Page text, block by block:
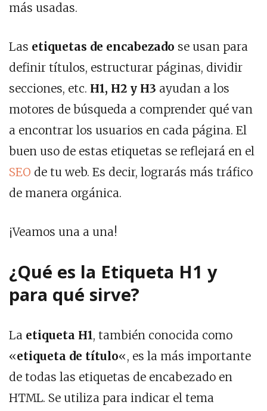
más usadas.
Las etiquetas de encabezado se usan para
definir títulos, estructurar páginas, dividir
secciones, etc. H1, H2 y H3 ayudan a los
motores de búsqueda a comprender qué van
a encontrar los usuarios en cada página. El
buen uso de estas etiquetas se reflejará en el
SEO de tu web. Es decir, lograrás más tráfico
de manera orgánica.
¡Veamos una a una!
¿Qué es la Etiqueta H1 y
para qué sirve?
La etiqueta H1, también conocida como
«etiqueta de título«, es la más importante
de todas las etiquetas de encabezado en
HTML. Se utiliza para indicar el tema